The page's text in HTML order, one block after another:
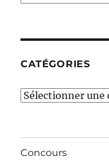
CATÉGORIES
Catégories
Concours